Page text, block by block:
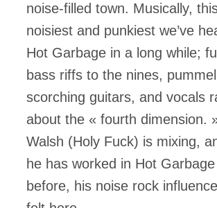
noise-filled town. Musically,
noisiest and punkiest we’ve
Hot Garbage in a long while;
bass riffs to the nines,
scorching guitars, and vocals
about the « fourth dimension.
Walsh (Holy Fuck) is mixing,
he has worked in Hot
before, his noise rock